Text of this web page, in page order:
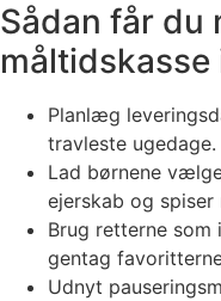
Sådan får du
måltidskasse
Planlæg
travleste ugedage.
Lad børnene
ejerskab og spiser
Brug retterne
gentag
Udnyt